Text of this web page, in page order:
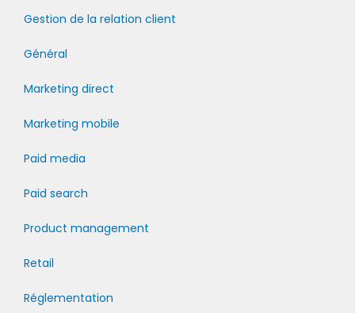
Gestion de la relation client
Général
Marketing direct
Marketing mobile
Paid media
Paid search
Product management
Retail
Réglementation